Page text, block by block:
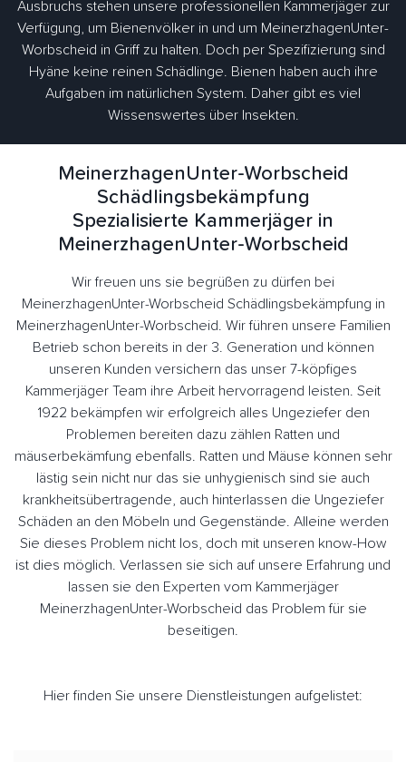
Ausbruchs stehen unsere professionellen Kammerjäger zur
Verfügung, um Bienenvölker in und um MeinerzhagenUnter-
Worbscheid in Griff zu halten. Doch per Spezifizierung sind
Hyäne keine reinen Schädlinge. Bienen haben auch ihre
Aufgaben im natürlichen System. Daher gibt es viel
Wissenswertes über Insekten.
MeinerzhagenUnter-Worbscheid
Schädlingsbekämpfung
Spezialisierte Kammerjäger in
MeinerzhagenUnter-Worbscheid
Wir freuen uns sie begrüßen zu dürfen bei
MeinerzhagenUnter-Worbscheid Schädlingsbekämpfung in
MeinerzhagenUnter-Worbscheid. Wir führen unsere Familien
Betrieb schon bereits in der 3. Generation und können
unseren Kunden versichern das unser 7-köpfiges
Kammerjäger Team ihre Arbeit hervorragend leisten. Seit
1922 bekämpfen wir erfolgreich alles Ungeziefer den
Problemen bereiten dazu zählen Ratten und
mäuserbekämfung ebenfalls. Ratten und Mäuse können sehr
lästig sein nicht nur das sie unhygienisch sind sie auch
krankheitsübertragende, auch hinterlassen die Ungeziefer
Schäden an den Möbeln und Gegenstände. Alleine werden
Sie dieses Problem nicht los, doch mit unseren know-How
ist dies möglich. Verlassen sie sich auf unsere Erfahrung und
lassen sie den Experten vom Kammerjäger
MeinerzhagenUnter-Worbscheid das Problem für sie
beseitigen.
Hier finden Sie unsere Dienstleistungen aufgelistet: